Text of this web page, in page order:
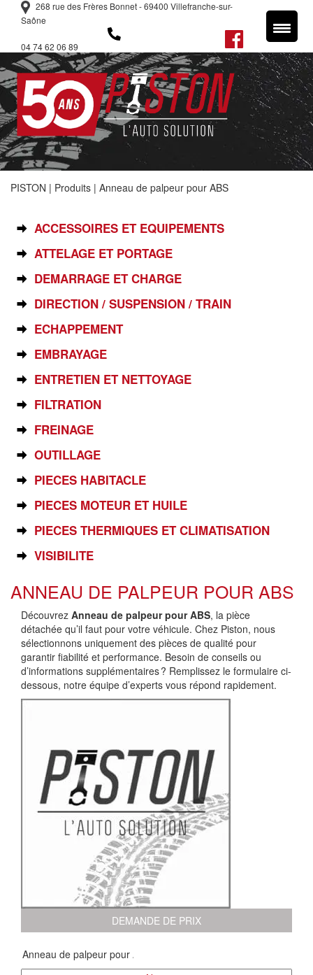
268 rue des Frères Bonnet - 69400 Villefranche-sur-
Saône
04 74 62 06 89
PISTON | Produits | Anneau de palpeur pour ABS
ACCESSOIRES ET EQUIPEMENTS
ATTELAGE ET PORTAGE
DEMARRAGE ET CHARGE
DIRECTION / SUSPENSION / TRAIN
ECHAPPEMENT
EMBRAYAGE
ENTRETIEN ET NETTOYAGE
FILTRATION
FREINAGE
OUTILLAGE
PIECES HABITACLE
PIECES MOTEUR ET HUILE
PIECES THERMIQUES ET CLIMATISATION
VISIBILITE
ANNEAU DE PALPEUR POUR ABS
Découvrez Anneau de palpeur pour ABS, la pièce
détachée qu’il faut pour votre véhicule. Chez Piston, nous
sélectionnons uniquement des pièces de qualité pour
garantir fiabilité et performance. Besoin de conseils ou
d’informations supplémentaires ? Remplissez le formulaire ci-
dessous, notre équipe d’experts vous répond rapidement.
DEMANDE DE PRIX